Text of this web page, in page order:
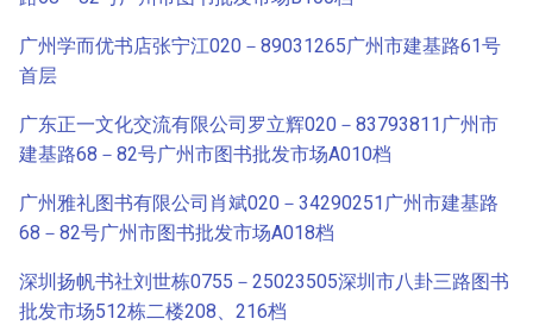
广州学而优书店张宁江020－89031265广州市建基路61号
首层
广东正一文化交流有限公司罗立辉020－83793811广州市
建基路68－82号广州市图书批发市场A010档
广州雅礼图书有限公司肖斌020－34290251广州市建基路
68－82号广州市图书批发市场A018档
深圳扬帆书社刘世栋0755－25023505深圳市八卦三路图书
批发市场512栋二楼208、216档